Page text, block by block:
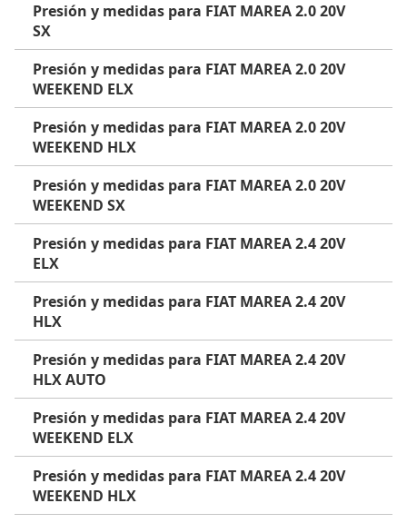
Presión y medidas para FIAT MAREA 2.0 20V
SX
Presión y medidas para FIAT MAREA 2.0 20V
WEEKEND ELX
Presión y medidas para FIAT MAREA 2.0 20V
WEEKEND HLX
Presión y medidas para FIAT MAREA 2.0 20V
WEEKEND SX
Presión y medidas para FIAT MAREA 2.4 20V
ELX
Presión y medidas para FIAT MAREA 2.4 20V
HLX
Presión y medidas para FIAT MAREA 2.4 20V
HLX AUTO
Presión y medidas para FIAT MAREA 2.4 20V
WEEKEND ELX
Presión y medidas para FIAT MAREA 2.4 20V
WEEKEND HLX